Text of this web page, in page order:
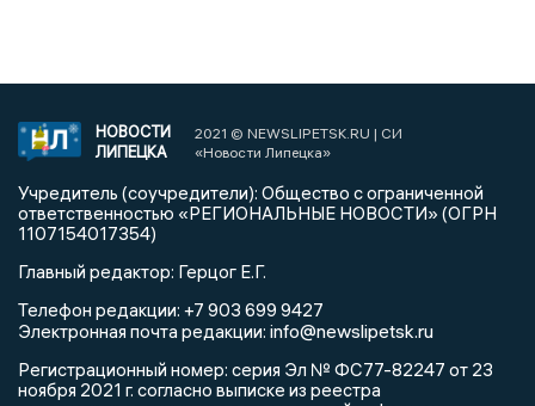
НОВОСТИ
ЛИПЕЦКА
2021 © NEWSLIPETSK.RU | СИ
«Новости Липецка»
Учредитель (соучредители): Общество с ограниченной
ответственностью «РЕГИОНАЛЬНЫЕ НОВОСТИ» (ОГРН
1107154017354)
Главный редактор: Герцог Е.Г.
Телефон редакции: +7 903 699 9427
Электронная почта редакции: info@newslipetsk.ru
Регистрационный номер: серия Эл № ФС77-82247 от 23
ноября 2021 г. согласно выписке из реестра